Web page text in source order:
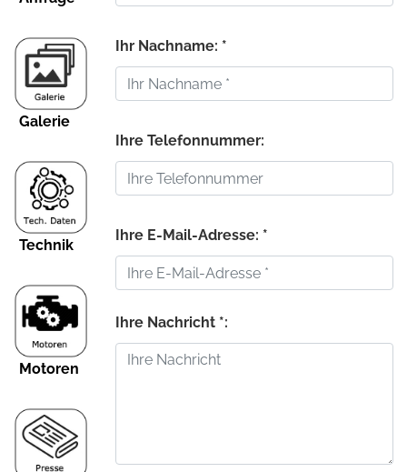
Galerie
Technik
Motoren
Ihr Nachname: *
Ihre Telefonnummer:
Ihre E-Mail-Adresse: *
Ihre Nachricht *: